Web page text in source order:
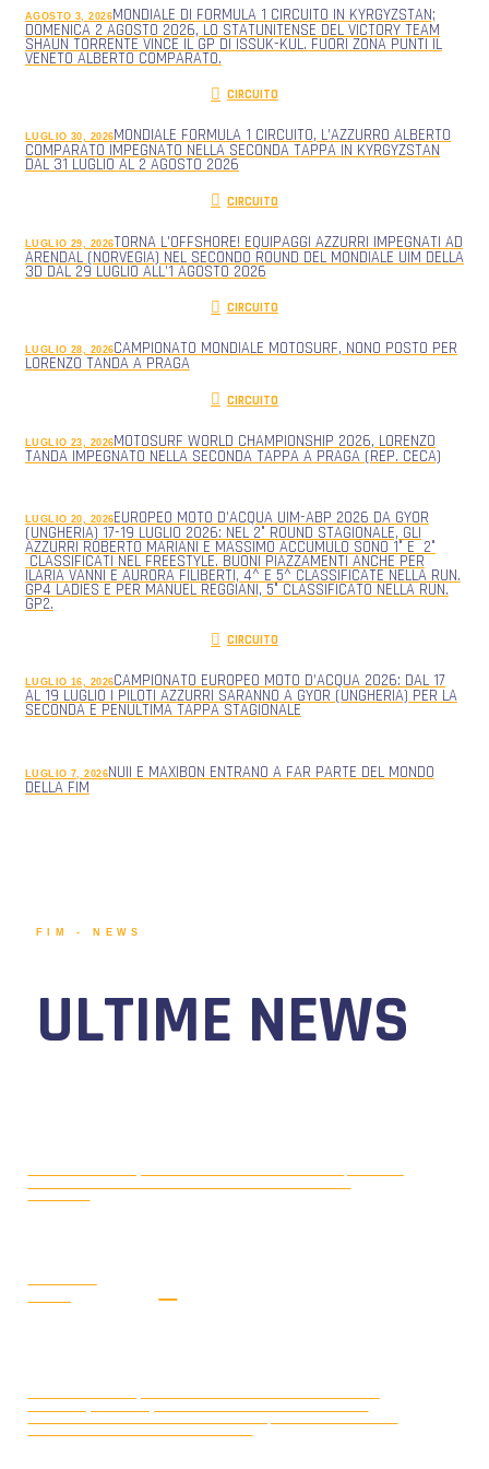
AGOSTO 3, 2026MONDIALE DI FORMULA 1 CIRCUITO IN KYRGYZSTAN;
DOMENICA 2 AGOSTO 2026, LO STATUNITENSE DEL VICTORY TEAM
SHAUN TORRENTE VINCE IL GP DI ISSUK-KUL. FUORI ZONA PUNTI IL
VENETO ALBERTO COMPARATO.
CIRCUITO
LUGLIO 30, 2026MONDIALE FORMULA 1 CIRCUITO, L’AZZURRO ALBERTO
COMPARATO IMPEGNATO NELLA SECONDA TAPPA IN KYRGYZSTAN
DAL 31 LUGLIO AL 2 AGOSTO 2026
CIRCUITO
LUGLIO 29, 2026TORNA L’OFFSHORE! EQUIPAGGI AZZURRI IMPEGNATI AD
ARENDAL (NORVEGIA) NEL SECONDO ROUND DEL MONDIALE UIM DELLA
3D DAL 29 LUGLIO ALL’1 AGOSTO 2026
CIRCUITO
LUGLIO 28, 2026CAMPIONATO MONDIALE MOTOSURF, NONO POSTO PER
LORENZO TANDA A PRAGA
CIRCUITO
LUGLIO 23, 2026MOTOSURF WORLD CHAMPIONSHIP 2026, LORENZO
TANDA IMPEGNATO NELLA SECONDA TAPPA A PRAGA (REP. CECA)
LUGLIO 20, 2026EUROPEO MOTO D’ACQUA UIM-ABP 2026 DA GYOR
(UNGHERIA) 17-19 LUGLIO 2026: NEL 2° ROUND STAGIONALE, GLI
AZZURRI ROBERTO MARIANI E MASSIMO ACCUMULO SONO 1° E 2°
CLASSIFICATI NEL FREESTYLE. BUONI PIAZZAMENTI ANCHE PER
ILARIA VANNI E AURORA FILIBERTI, 4^ E 5^ CLASSIFICATE NELLA RUN.
GP4 LADIES E PER MANUEL REGGIANI, 5° CLASSIFICATO NELLA RUN.
GP2.
CIRCUITO
LUGLIO 16, 2026CAMPIONATO EUROPEO MOTO D’ACQUA 2026: DAL 17
AL 19 LUGLIO I PILOTI AZZURRI SARANNO A GYOR (UNGHERIA) PER LA
SECONDA E PENULTIMA TAPPA STAGIONALE
LUGLIO 7, 2026NUII E MAXIBON ENTRANO A FAR PARTE DEL MONDO
DELLA FIM
FIM - NEWS
ULTIME NEWS
VIVERONE!
VINCONO LE DUE GARE DELLA CLASSE 3D; SECONDO POSTO PER
SERAFINO BARLESI E JOAKIM KUMLIN.